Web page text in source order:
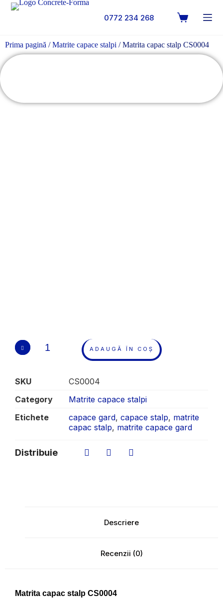
0772 234 268
Prima pagină /Matrite capace stalpi / Matrita capac stalp CS0004
ADAUGĂ ÎN COȘ
SKU
CS0004
Category
Matrite capace stalpi
Etichete
capace gard, capace stalp, matrite
capac stalp, matrite capace gard
Distribuie
Descriere
Recenzii (0)
Matrita capac stalp CS0004